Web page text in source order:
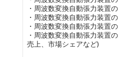
・周波数変換自動張力装置
・周波数変換自動張力装置
・周波数変換自動張力装置
・周波数変換自動張力装置
売上、市場シェアなど)